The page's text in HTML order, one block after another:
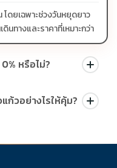
ดยเฉพาะช่วงวันหยุดยาว
ทางและราคาที่เหมาะกว่า
หรือไม่?
นบัตรเครดิตตามเงื่อนไขที่
ในรายการทัวร์แต่ละ
ก้วอย่างไรให้คุ้ม?
งอย่างเดียว